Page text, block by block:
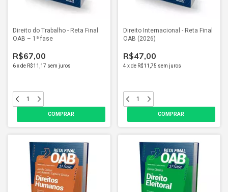
Direito do Trabalho - Reta Final
OAB – 1ª fase
R$67,00
6xde R$11,17 sem juros
Direito Internacional - Reta Final
OAB (2026)
R$47,00
4 xde R$11,75 sem juros